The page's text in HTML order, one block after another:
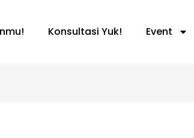
Konsultasi Yuk! Event